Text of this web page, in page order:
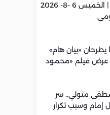
أسعار الذهب اليوم | الخميس 6 -8- 2026
«بيان هام»
عرض فيلم «محمود
متولي.. سر
إمام وسبب تكرار